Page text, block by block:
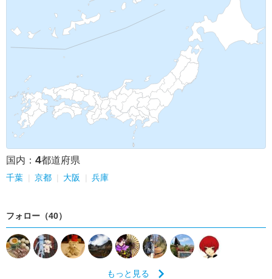
国内： 4都道府県
千葉 京都 大阪 兵庫
フォロー（40）
もっと見る